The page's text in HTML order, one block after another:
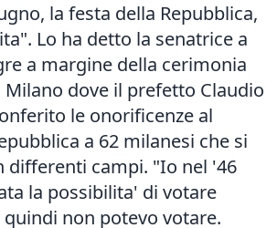
la festa della Repubblica,
Lo ha detto la senatrice a
a margine della cerimonia
dove il prefetto Claudio
le onorificenze al
a 62 milanesi che si
differenti campi. "Io nel '46
la possibilita' di votare
quindi non potevo votare.